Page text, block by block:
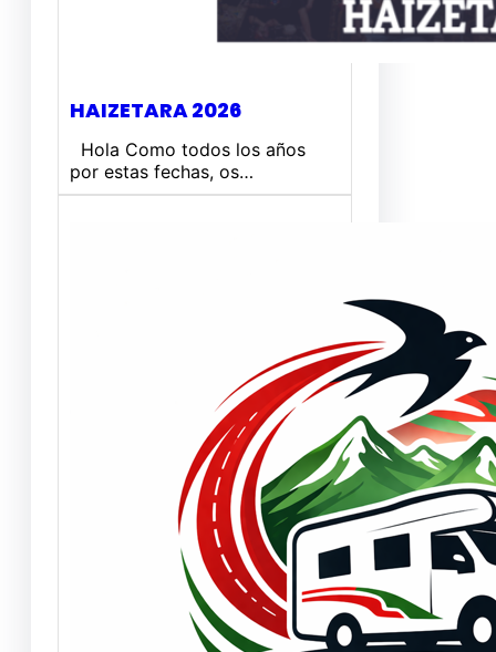
HAIZETARA 2026
Hola Como todos los años
por estas fechas, os…